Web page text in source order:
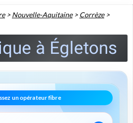
>Nouvelle-Aquitaine>Corrèze>
à Égletons